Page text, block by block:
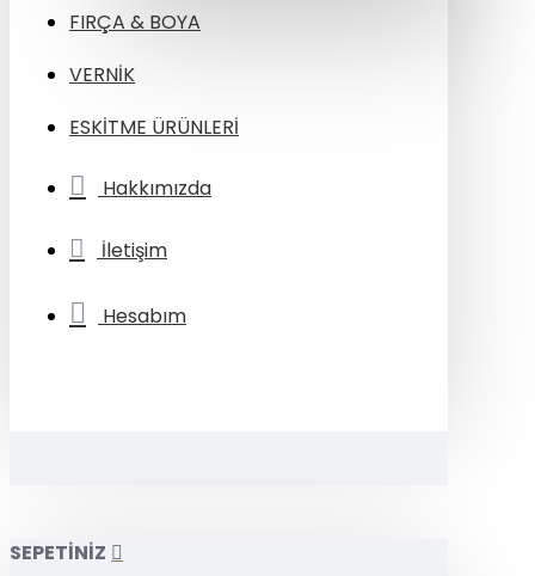
FIRÇA & BOYA
VERNİK
ESKİTME ÜRÜNLERİ
Hakkımızda
İletişim
Hesabım
SEPETİNİZ